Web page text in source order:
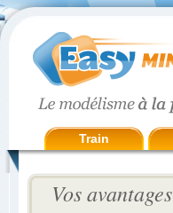
Train
Vos avantages